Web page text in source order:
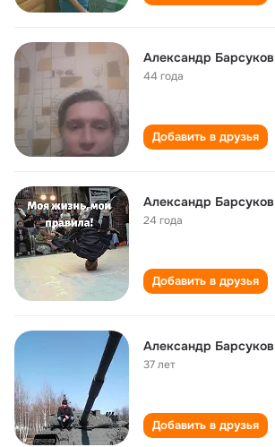
Александр Барсуков
44 года
Добавить в друзья
Александр Барсуков
24 года
Добавить в друзья
Александр Барсуков
37 лет
Добавить в друзья